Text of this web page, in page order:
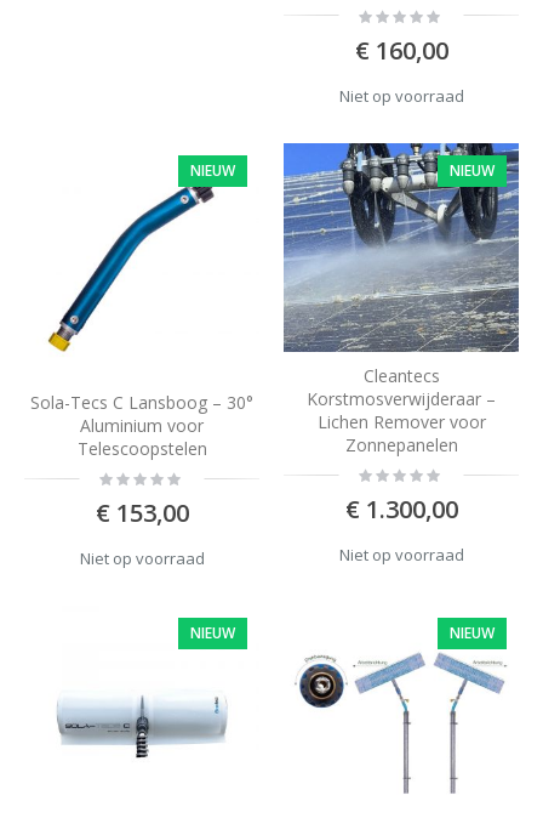
Rating:
0%
€ 160,00
Niet op voorraad
NIEUW
Sola-Tecs C Lansboog – 30°
Aluminium voor
Telescoopstelen
Rating:
0%
€ 153,00
Niet op voorraad
NIEUW
Cleantecs
Korstmosverwijderaar –
Lichen Remover voor
Zonnepanelen
Rating:
0%
€ 1.300,00
Niet op voorraad
NIEUW NIEUW